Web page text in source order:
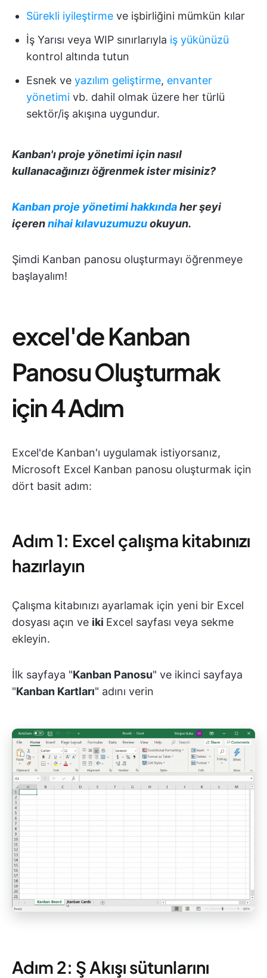
Sürekli iyileştirme ve işbirliğini mümkün kılar
İş Yarısı veya WIP sınırlarıyla iş yükünüzü
kontrol altında tutun
Esnek ve yazılım geliştirme, envanter
yönetimi vb. dahil olmak üzere her türlü
sektör/iş akışına uygundur.
Kanban'ıproje yönetimiiçin nasıl
kullanacağınızı öğrenmek ister misiniz?
Kanban proje yönetimi hakkındaher şeyi
içerennihai kılavuzumuzuokuyun.
Şimdi Kanban panosu oluşturmayı öğrenmeye
başlayalım!
excel'de Kanban
Panosu Oluşturmak
için 4 Adım
Excel'de Kanban'ı uygulamak istiyorsanız,
Microsoft Excel Kanban panosu oluşturmak için
dört basit adım:
Adım 1: Excel çalışma kitabınızı
hazırlayın
Çalışma kitabınızı ayarlamak için yeni bir Excel
dosyası açın ve iki Excel sayfası veya sekme
ekleyin.
İlk sayfaya "Kanban Panosu" ve ikinci sayfaya
"Kanban Kartları" adını verin
Adım 2: Ş Akışı sütunlarını